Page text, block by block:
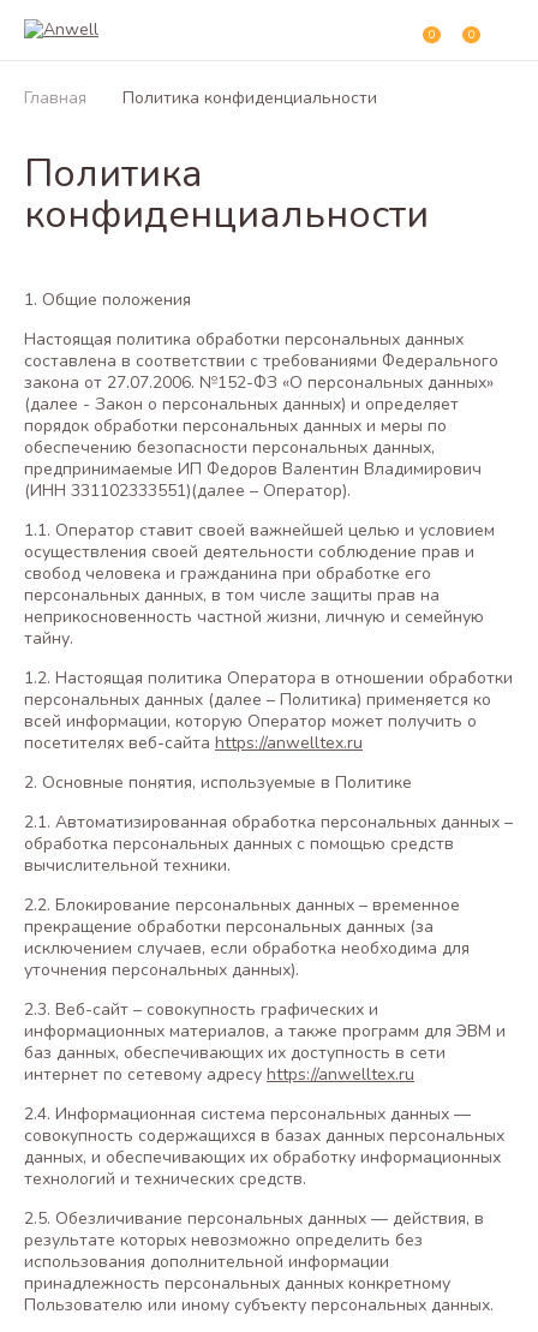
0 0
Главная Политика конфиденциальности
Политика
конфиденциальности
1. Общие положения
Настоящая политика обработки персональных данных
составлена в соответствии с требованиями Федерального
закона от 27.07.2006. №152-ФЗ «О персональных данных»
(далее - Закон о персональных данных) и определяет
порядок обработки персональных данных и меры по
обеспечению безопасности персональных данных,
предпринимаемые ИП Федоров Валентин Владимирович
(ИНН 331102333551)(далее – Оператор).
1.1. Оператор ставит своей важнейшей целью и условием
осуществления своей деятельности соблюдение прав и
свобод человека и гражданина при обработке его
персональных данных, в том числе защиты прав на
неприкосновенность частной жизни, личную и семейную
тайну.
1.2. Настоящая политика Оператора в отношении обработки
персональных данных (далее – Политика) применяется ко
всей информации, которую Оператор может получить о
посетителях веб-сайта https://anwelltex.ru
2. Основные понятия, используемые в Политике
2.1. Автоматизированная обработка персональных данных –
обработка персональных данных с помощью средств
вычислительной техники.
2.2. Блокирование персональных данных – временное
прекращение обработки персональных данных (за
исключением случаев, если обработка необходима для
уточнения персональных данных).
2.3. Веб-сайт – совокупность графических и
информационных материалов, а также программ для ЭВМ и
баз данных, обеспечивающих их доступность в сети
интернет по сетевому адресу https://anwelltex.ru
2.4. Информационная система персональных данных —
совокупность содержащихся в базах данных персональных
данных, и обеспечивающих их обработку информационных
технологий и технических средств.
2.5. Обезличивание персональных данных — действия, в
результате которых невозможно определить без
использования дополнительной информации
принадлежность персональных данных конкретному
Пользователю или иному субъекту персональных данных.